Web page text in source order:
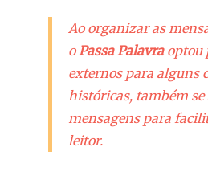
Ao organizar as
oPassa Palavra optou
externos para alguns
históricas, também
mensagens para
leitor.